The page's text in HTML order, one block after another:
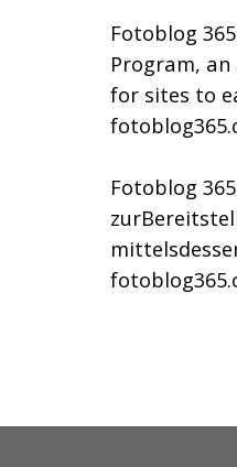
Fotoblog
Program,
for sites to
Fotoblog